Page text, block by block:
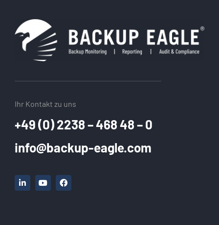
Ihr Kontakt zu uns
+49 (0) 2238 – 468 48 – 0
info@backup-eagle.com